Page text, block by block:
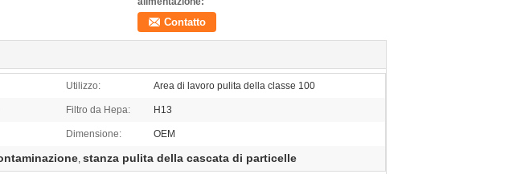
Contatto
Utilizzo: Area di lavoro pulita della classe 100
Filtro da Hepa: H13
Dimensione: OEM
, stanza pulita della cascata di particelle